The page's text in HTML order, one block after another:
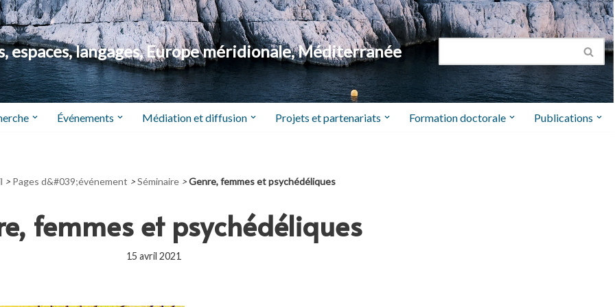
espaces, langages, Europe méridionale, Méditerranée
Événements Médiation et diffusion Projets et partenariats Formation doctorale Publications
> Pages d&#039;événement >Séminaire >Genre, femmes et psychédéliques
femmes et psychédéliques
15 avril 2021